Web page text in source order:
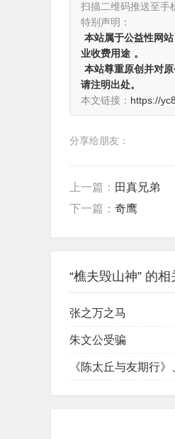
扫描二维码推送至手
特别声明：
本站属于公益性网
业收费用途 。
本站尊重原创并对
请注明出处。
本文链接： https://
分享给朋友：
上一篇： 田真兄弟
下一篇： 奇鹰
“樵夫毁山神” 的
张之万之马
朱文公受骗